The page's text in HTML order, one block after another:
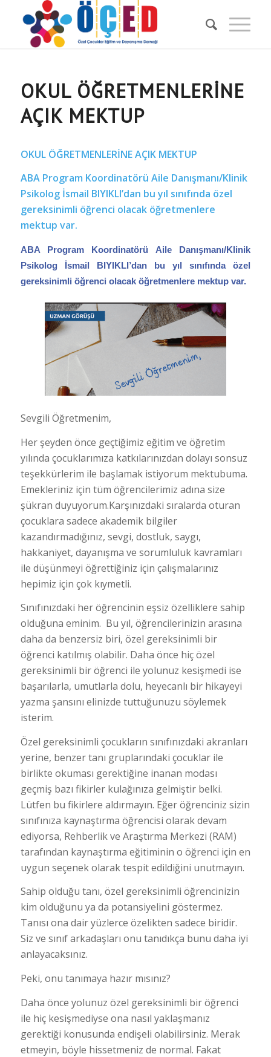
OKUL ÖĞRETMENLERİNE
AÇIK MEKTUP
OKUL ÖĞRETMENLERİNE AÇIK MEKTUP
ABA Program Koordinatörü Aile Danışmanı/Klinik
Psikolog İsmail BIYIKLI’dan bu yıl sınıfında özel
gereksinimli öğrenci olacak öğretmenlere
mektup var.
ABA Program Koordinatörü Aile Danışmanı/Klinik
Psikolog İsmail BIYIKLI’dan bu yıl sınıfında özel
gereksinimli öğrenci olacak öğretmenlere mektup var.
Sevgili Öğretmenim,
Her şeyden önce geçtiğimiz eğitim ve öğretim
yılında çocuklarımıza katkılarınızdan dolayı sonsuz
teşekkürlerim ile başlamak istiyorum mektubuma.
Emekleriniz için tüm öğrencilerimiz adına size
şükran duyuyorum.Karşınızdaki sıralarda oturan
çocuklara sadece akademik bilgiler
kazandırmadığınız, sevgi, dostluk, saygı,
hakkaniyet, dayanışma ve sorumluluk kavramları
ile düşünmeyi öğrettiğiniz için çalışmalarınız
hepimiz için çok kıymetli.
Sınıfınızdaki her öğrencinin eşsiz özelliklere sahip
olduğuna eminim. Bu yıl, öğrencilerinizin arasına
daha da benzersiz biri, özel gereksinimli bir
öğrenci katılmış olabilir. Daha önce hiç özel
gereksinimli bir öğrenci ile yolunuz kesişmedi ise
başarılarla, umutlarla dolu, heyecanlı bir hikayeyi
yazma şansını elinizde tuttuğunuzu söylemek
isterim.
Özel gereksinimli çocukların sınıfınızdaki akranları
yerine, benzer tanı gruplarındaki çocuklar ile
birlikte okuması gerektiğine inanan modası
geçmiş bazı fikirler kulağınıza gelmiştir belki.
Lütfen bu fikirlere aldırmayın. Eğer öğrenciniz sizin
sınıfınıza kaynaştırma öğrencisi olarak devam
ediyorsa, Rehberlik ve Araştırma Merkezi (RAM)
tarafından kaynaştırma eğitiminin o öğrenci için en
uygun seçenek olarak tespit edildiğini unutmayın.
Sahip olduğu tanı, özel gereksinimli öğrencinizin
kim olduğunu ya da potansiyelini göstermez.
Tanısı ona dair yüzlerce özelikten sadece biridir.
Siz ve sınıf arkadaşları onu tanıdıkça bunu daha iyi
anlayacaksınız.
Peki, onu tanımaya hazır mısınız?
Daha önce yolunuz özel gereksinimli bir öğrenci
ile hiç kesişmediyse ona nasıl yaklaşmanız
gerektiği konusunda endişeli olabilirsiniz. Merak
etmeyin, böyle hissetmeniz de normal. Fakat